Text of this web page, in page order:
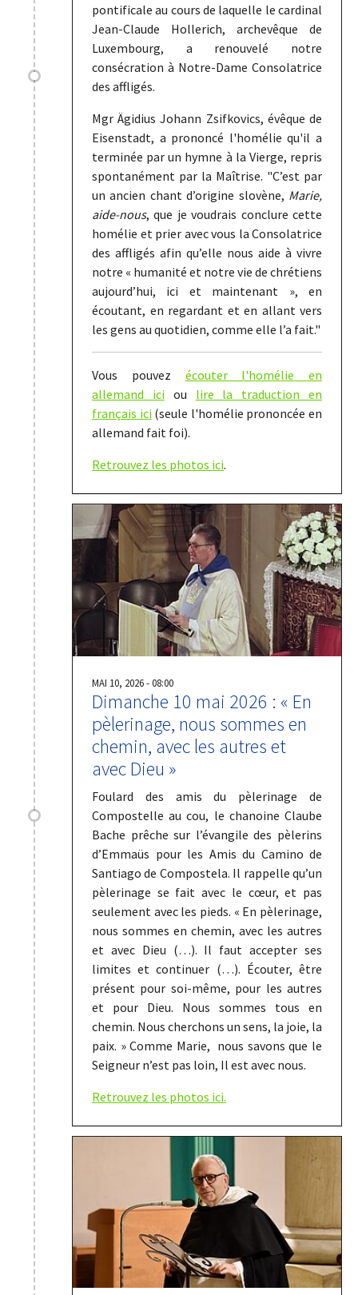
pontificale au cours de laquelle le cardinal
Jean-Claude Hollerich, archevêque de
Luxembourg, a renouvelé notre
consécration à Notre-Dame Consolatrice
des affligés.
Mgr Ägidius Johann Zsifkovics, évêque de
Eisenstadt, a prononcé l'homélie qu'il a
terminée par un hymne à la Vierge, repris
spontanément par la Maîtrise. "C’est par
un ancien chant d’origine slovène, Marie,
aide-nous, que je voudrais conclure cette
homélie et prier avec vous la Consolatrice
des affligés afin qu’elle nous aide à vivre
notre « humanité et notre vie de chrétiens
aujourd’hui, ici et maintenant », en
écoutant, en regardant et en allant vers
les gens au quotidien, comme elle l’a fait."
Vous pouvez écouter l'homélie en
allemand iciou lire la traduction en
français ici(seule l'homélie prononcée en
allemand fait foi).
Retrouvez les photos ici.
MAI 10, 2026 - 08:00
Dimanche 10 mai 2026 : « En
pèlerinage, nous sommes en
chemin, avec les autres et
avec Dieu »
Foulard des amis du pèlerinage de
Compostelle au cou, le chanoine Claube
Bache prêche sur l’évangile des pèlerins
d’Emmaüs pour les Amis du Camino de
Santiago de Compostela. Il rappelle qu’un
pèlerinage se fait avec le cœur, et pas
seulement avec les pieds. « En pèlerinage,
nous sommes en chemin, avec les autres
et avec Dieu (…). Il faut accepter ses
limites et continuer (…). Écouter, être
présent pour soi-même, pour les autres
et pour Dieu. Nous sommes tous en
chemin. Nous cherchons un sens, la joie, la
paix. » Comme Marie, nous savons que le
Seigneur n’est pas loin, Il est avec nous.
Retrouvez les photos ici.